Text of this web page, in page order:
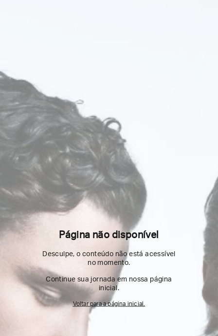
Página não disponível
Desculpe, o conteúdo não está acessível
no momento.
Continue sua jornada em nossa página
inicial.
Voltar para a página inicial.